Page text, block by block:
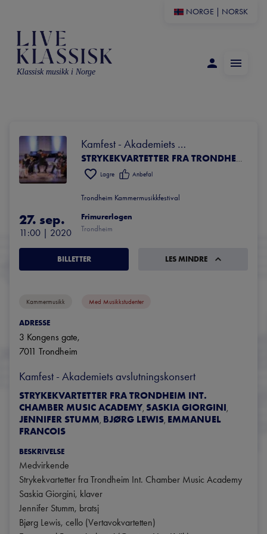
NORGE NORSK
Klassisk musikk i Norge
Kamfest - Akademiets
avslutningskonsert
STRYKEKVARTETTER FRA TRONDHEIM INT. CHAMBER MUSIC ACADEMY
Lagre Anbefal
Trondheim Kammermusikkfestival
27. sep.
11:00 | 2020
Frimurerlogen
Trondheim
BILLETTER LES MINDRE
Kammermusikk Med Musikkstudenter
ADRESSE
3 Kongens gate,
7011 Trondheim
Kamfest - Akademiets avslutningskonsert
STRYKEKVARTETTER FRA TRONDHEIM INT.
CHAMBER MUSIC ACADEMY SASKIA GIORGINI
JENNIFER STUMM BJØRG LEWIS EMMANUEL
FRANCOIS
BESKRIVELSE
Medvirkende
Strykekvartetter fra Trondheim Int. Chamber Music Academy
Saskia Giorgini, klaver
Jennifer Stumm, bratsj
Bjørg Lewis, cello (Vertavokvartetten)